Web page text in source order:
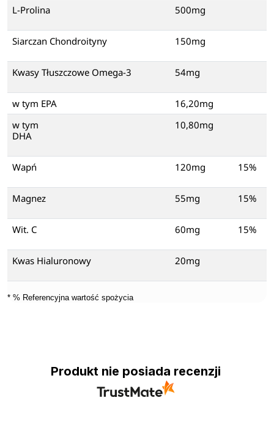
L-Prolina 500mg
Siarczan Chondroityny 150mg
Kwasy Tłuszczowe Omega-3 54mg
w tym EPA
16,20mg
w tym
DHA
10,80mg
Wapń 120mg 15%
Magnez 55mg 15%
Wit. C 60mg 15%
Kwas Hialuronowy 20mg
* % Referencyjna wartość spożycia
Produkt nie posiada recenzji